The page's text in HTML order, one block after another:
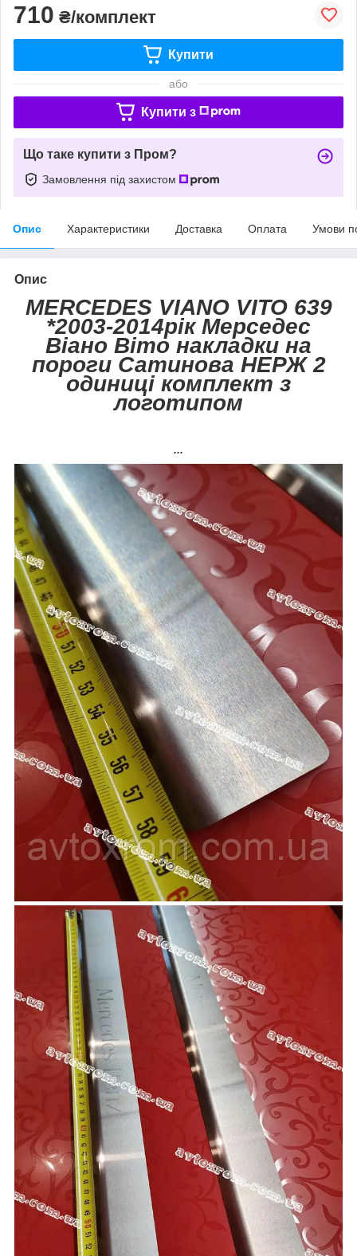
710 ₴/комплект
Купити
або
Купити з
Що таке купити з Пром?
Замовлення під захистом
Опис Характеристики Доставка Оплата Умови
Опис
MERCEDES VIANO VITO 639
*2003-2014рік Мерседес
Віано Віто накладки на
пороги Сатинова НЕРЖ 2
одиниці комплект з
логотипом
...